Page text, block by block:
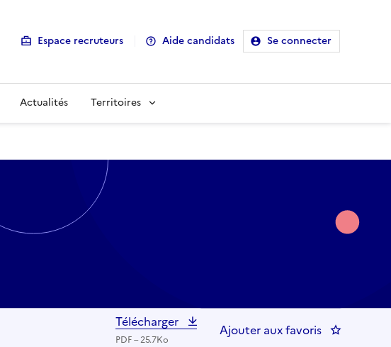
Espace recruteurs Aide candidats Se connecter
Actualités Territoires
Télécharger
PDF – 25.7Ko
Ajouter aux favoris :